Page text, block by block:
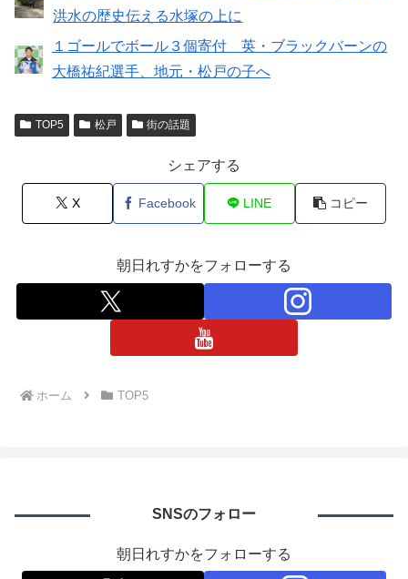
洪水の歴史伝える水塚の上に
１ゴールでボール３個寄付 英・ブラックバーンの
大橋祐紀選手、地元・松戸の子へ
TOP5 松戸 街の話題
シェアする
X Facebook LINE コピー
朝日れすかをフォローする
ホーム TOP5
SNSのフォロー
朝日れすかをフォローする